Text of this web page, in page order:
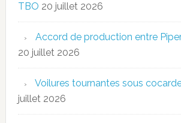
TBO 20 juillet 2026
Accord de production entre
20 juillet 2026
Voilures tournantes sous
juillet 2026